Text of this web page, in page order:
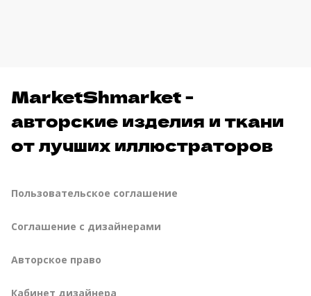
MarketShmarket -
авторские изделия и ткани
от лучших иллюстраторов
Пользовательское соглашение
Соглашение с дизайнерами
Авторское право
Кабинет дизайнера